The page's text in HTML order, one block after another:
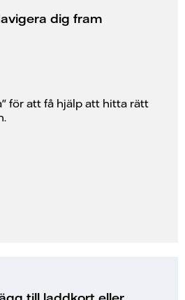
dig fram
för att få hjälp att hitta rätt